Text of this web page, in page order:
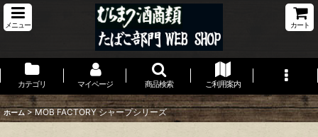
メニュー カート
カテゴリ マイページ 商品検索 ご利用案内
ホーム > MOB FACTORY シャープシリーズ